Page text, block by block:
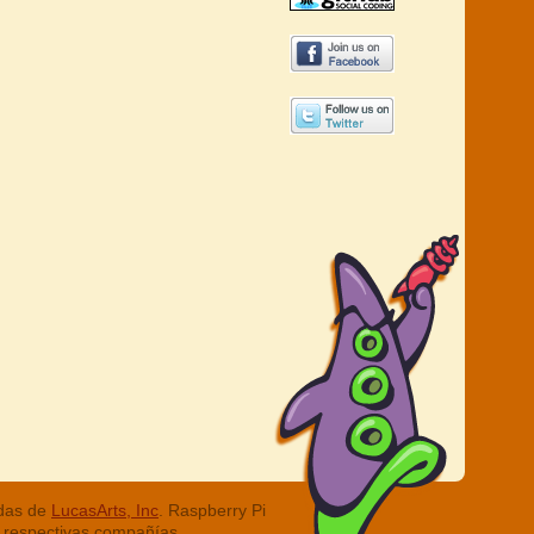
de LucasArts, Inc . Raspberry Pi